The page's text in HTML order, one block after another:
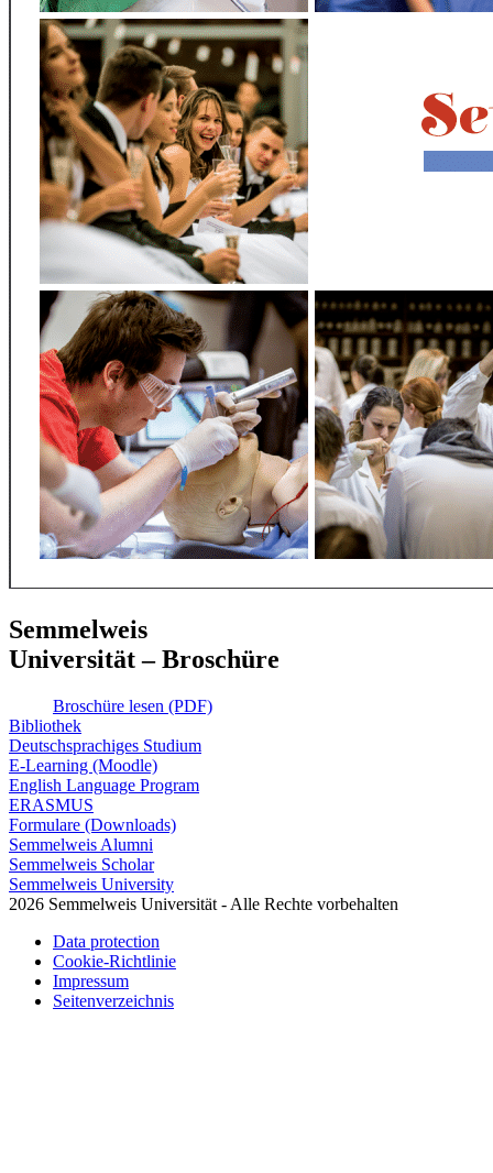
Semmelweis
Universität – Broschüre
Broschüre lesen (PDF)
Bibliothek
Deutschsprachiges Studium
E-Learning (Moodle)
English Language Program
ERASMUS
Formulare (Downloads)
Semmelweis Alumni
Semmelweis Scholar
Semmelweis University
2026 Semmelweis Universität - Alle Rechte vorbehalten
Data protection
Cookie-Richtlinie
Impressum
Seitenverzeichnis